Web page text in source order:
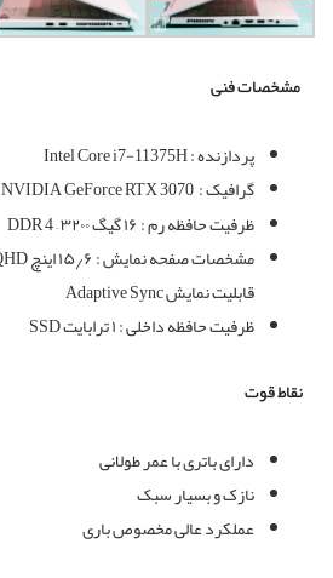
مشخصات فنی
پردازنده: Intel Core i7-11375H
گرافیک :NVIDIA GeForce RTX 3070
ظرفیت حافظه رم : ۱۶ گیگ DDR 4 – ۳۲۰۰
مشخصات صفحه نمایش : ۱۵٫۶ اینچ WQHD
قابلیت نمایش Adaptive Sync
ظرفیت حافظه داخلی : ۱ ترابایت SSD
نقاط قوت
دارای باتری با عمر طولانی
نازک و بسیار سبک
عملکرد عالی مخصوص باری